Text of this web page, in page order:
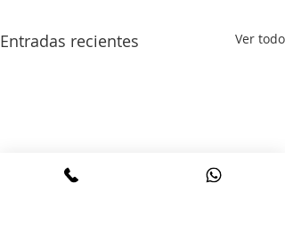
Entradas recientes Ver todo